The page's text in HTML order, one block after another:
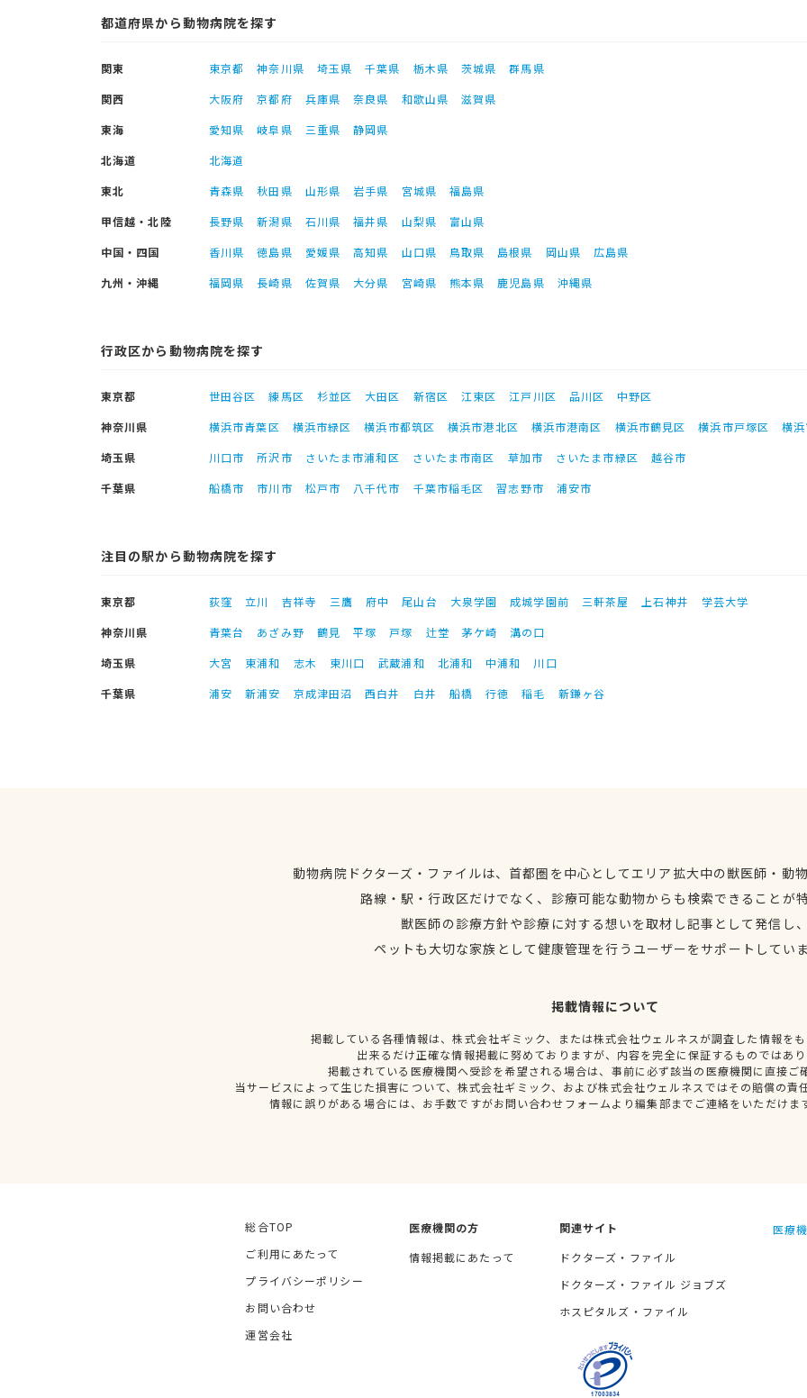
都道府県から動物病院を探す
関東 東京都 神奈川県 埼玉県 千葉県 栃木県 茨城県
群馬県
関西
大阪府 京都府 兵庫県 奈良県 和歌山県
滋賀県
東海
愛知県 岐阜県 三重県
静岡県
北海道
北海道
東北
青森県 秋田県 山形県 岩手県 宮城県
福島県
甲信越・北陸
長野県 新潟県 石川県 福井県 山梨県
富山県
中国・四国
香川県 徳島県 愛媛県 高知県 山口県 鳥取県 島根県 岡山県
広島県
九州・沖縄
福岡県 長崎県 佐賀県 大分県 宮崎県 熊本県 鹿児島県 沖縄県
行政区から動物病院を探す
東京都 世田谷区 練馬区 杉並区 大田区 新宿区 江東区 江戸川区 品川区
中野区
神奈川県
横浜市青葉区 横浜市緑区 横浜市都筑区 横浜市港北区 横浜市港南区 横浜市鶴見区 横浜市戸塚区
横
埼玉県
川口市 所沢市 さいたま市浦和区 さいたま市南区 草加市 さいたま市緑区
越谷市
千葉県
船橋市 市川市 松戸市 八千代市 千葉市稲毛区 習志野市 浦安市
注目の駅から動物病院を探す
東京都 荻窪 立川 吉祥寺 三鷹 府中 尾山台 大泉学園 成城学園前 三軒茶屋 上石神井
学芸大学
神奈川県
青葉台 あざみ野 鶴見 平塚 戸塚 辻堂 茅ケ崎
溝の口
埼玉県
大宮 東浦和 志木 東川口 武蔵浦和 北浦和 中浦和
川口
千葉県
浦安 新浦安 京成津田沼 西白井 白井 船橋 行徳 稲毛 新鎌ヶ谷
動物病院ドクターズ・ファイルは、首都圏を中心としてエリア拡大中の獣医師・動
路線・駅・行政区だけでなく、診療可能な動物からも検索できることが
獣医師の診療方針や診療に対する想いを取材し記事として発信し
ペットも大切な家族として健康管理を行うユーザーをサポートしてい
掲載情報について
掲載している各種情報は、株式会社ギミック、または株式会社ウェルネスが調査した情報を
出来るだけ正確な情報掲載に努めておりますが、内容を完全に保証するものではあ
掲載されている医療機関へ受診を希望される場合は、事前に必ず該当の医療機関に直接ご
当サービスによって生じた損害について、株式会社ギミック、および株式会社ウェルネスではその賠償の責
情報に誤りがある場合には、お手数ですがお問い合わせフォームより編集部までご連絡をいただけま
総合TOP
ご利用にあたって
プライバシーポリシー
お問い合わせ
運営会社
医療機関の方
情報掲載にあたって
関連サイト
ドクターズ・ファイル
ドクターズ・ファイル ジョブズ
ホスピタルズ・ファイル
医療